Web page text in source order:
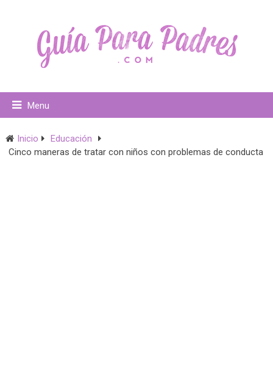
Menu
Inicio
Educación
Cinco maneras de tratar con niños con problemas de conducta